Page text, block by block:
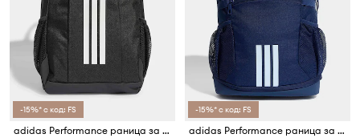
-15%* с код: FS
adidas Performance раница за деца
-15%* с код: FS
adidas Performance раница за деца